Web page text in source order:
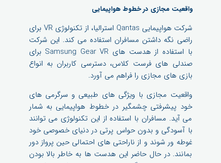
واقعیت مجازی در خطوط هواپیمایی
شرکت هواپیمایی Qantas استرالیا، از تکنولوژی VR برای
راضی نگه داشتن مسافران استفاده می کند. این شرکت
با استفاده از هدست های Samsung Gear VR برای
صندلی های فرست کلاس، دسترسی کاربران به انواع
بازی های مجازی را فراهم می آورد.
واقعیت مجازی با ویژگی های طبیعی و سرگرمی های
خود پیشرفتی چشمگیر در خطوط هواپیمایی به شمار
می آید. مسافران با استفاده از این تکنولوژی می توانند
با آسودگی و بدون حواس پرتی در دنیای خصوصی خود
غوطه ور شوند و از ناراحتی های احتمالی حین پرواز دور
بمانند. در حال حاضر این هدست ها به خاطر بالا بودن